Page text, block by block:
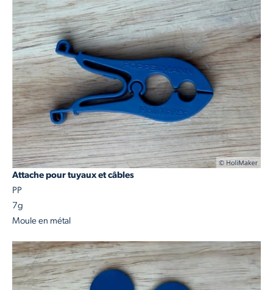
Attache pour tuyaux et câbles
PP
7g
Moule en métal